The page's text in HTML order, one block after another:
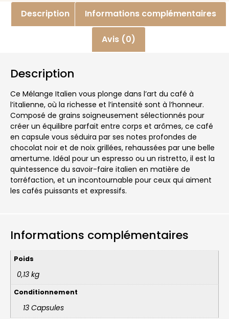
Description Informations complémentaires
Avis (0)
Description
Ce Mélange Italien vous plonge dans l’art du café à
l’italienne, où la richesse et l’intensité sont à l’honneur.
Composé de grains soigneusement sélectionnés pour
créer un équilibre parfait entre corps et arômes, ce café
en capsule vous séduira par ses notes profondes de
chocolat noir et de noix grillées, rehaussées par une belle
amertume. Idéal pour un espresso ou un ristretto, il est la
quintessence du savoir-faire italien en matière de
torréfaction, et un incontournable pour ceux qui aiment
les cafés puissants et expressifs.
Informations complémentaires
Poids
0,13 kg
Conditionnement
13 Capsules